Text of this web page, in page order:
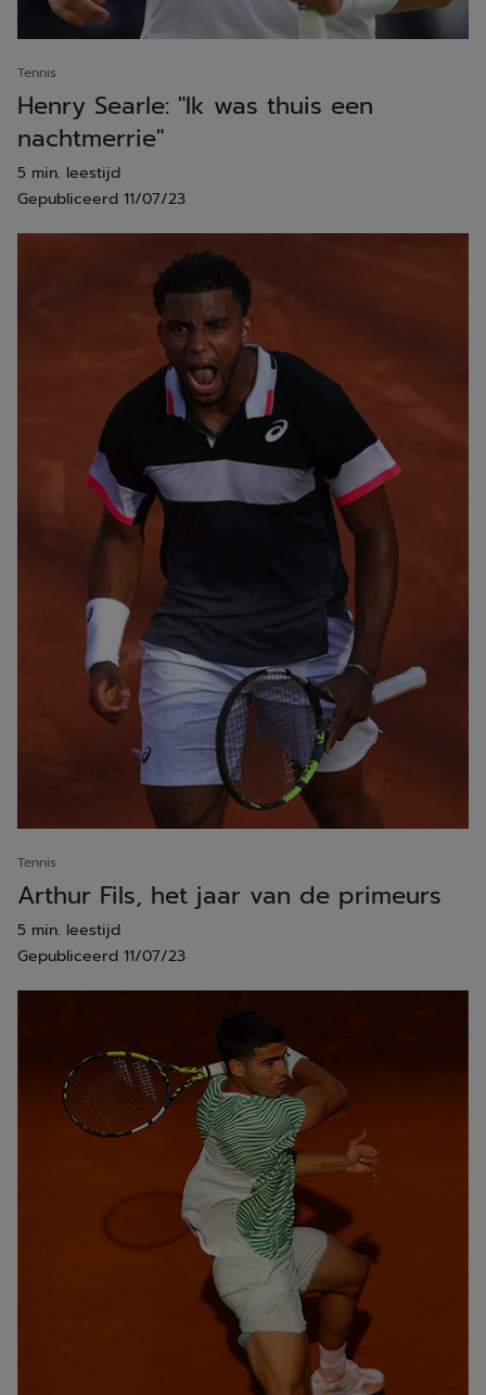
Tennis
Henry Searle: "Ik was thuis een
nachtmerrie"
5 min. leestijd
Gepubliceerd 11/07/23
Tennis
Arthur Fils, het jaar van de primeurs
5 min. leestijd
Gepubliceerd 11/07/23